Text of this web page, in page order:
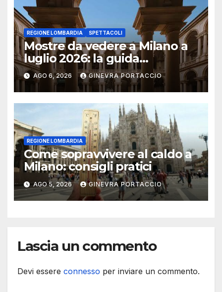
REGIONE LOMBARDIA SPETTACOLI
Mostre da vedere a Milano a
luglio 2026: la guida
aggiornata
AGO 6, 2026 GINEVRA PORTACCIO
REGIONE LOMBARDIA
Come sopravvivere al caldo a
Milano: consigli pratici
AGO 5, 2026 GINEVRA PORTACCIO
Lascia un commento
Devi essere connesso per inviare un commento.